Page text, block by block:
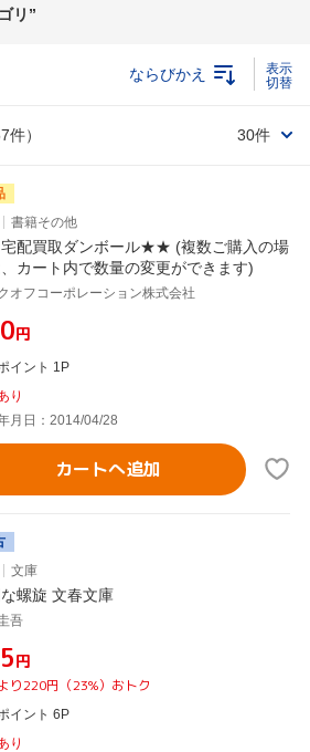
リ
）
ならびかえ
30件
書籍その他
配買取ダンボール★★ (複数ご購入の場
カート内で数量の変更ができます)
オフコーポレーション株式会社
円
イント 1P
り
月日：2014/04/28
カートへ追加
文庫
螺旋 文春文庫
吾
円
り220円（23%）おトク
イント 6P
り